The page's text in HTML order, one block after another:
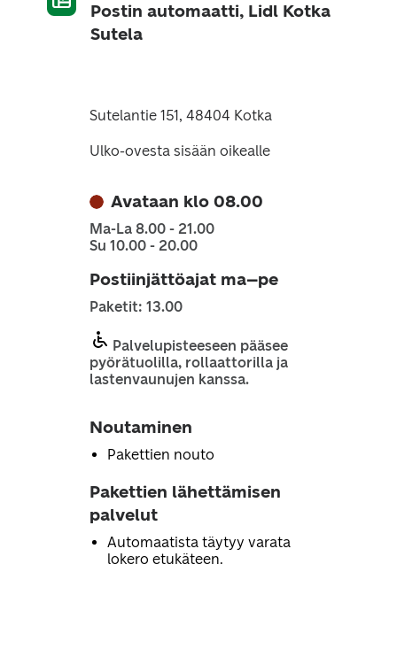
Postin automaatti, Lidl Kotka
Sutela
Sutelantie 151, 48404 Kotka
Ulko-ovesta sisään oikealle
Avataan klo 08.00
Ma-La 8.00 - 21.00
Su 10.00 - 20.00
Postiinjättöajat ma–pe
Paketit: 13.00
Palvelupisteeseen pääsee
pyörätuolilla, rollaattorilla ja
lastenvaunujen kanssa.
Noutaminen
Pakettien nouto
Pakettien lähettämisen
palvelut
Automaatista täytyy varata
lokero etukäteen.